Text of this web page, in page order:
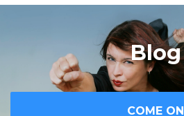
Blog
COME ON